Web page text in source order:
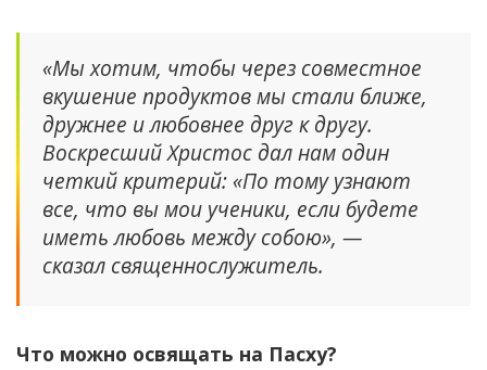
«Мы хотим, чтобы через совместное
вкушение продуктов мы стали ближе,
дружнее и любовнее друг к другу.
Воскресший Христос дал нам один
четкий критерий: «По тому узнают
все, что вы мои ученики, если будете
иметь любовь между собою», —
сказал священнослужитель.
Что можно освящать на Пасху?